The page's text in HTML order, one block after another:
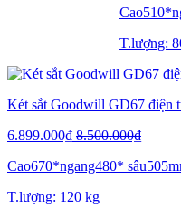
T.lượng:
Két sắt Goodwill GD67 điện
6.899.000₫ 8.500.000₫
Cao670*ngang480*
T.lượng: 120 kg